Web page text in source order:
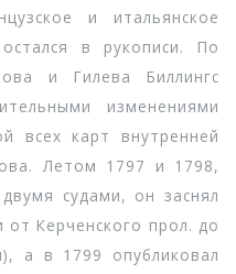
и итальянское
в рукописи. По
и Гилева Биллингс
изменениями
всех карт внутренней
Летом 1797 и 1798,
судами, он заснял
от Керченского прол. до
а в 1799 опубликовал